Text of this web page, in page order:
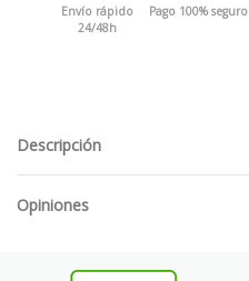
Envío rápido
24/48h
Pago 100% seguro
Descripción
Opiniones